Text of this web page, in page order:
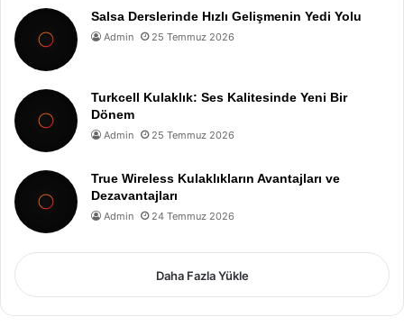
Salsa Derslerinde Hızlı Gelişmenin Yedi Yolu
Admin 25 Temmuz 2026
Turkcell Kulaklık: Ses Kalitesinde Yeni Bir
Dönem
Admin 25 Temmuz 2026
True Wireless Kulaklıkların Avantajları ve
Dezavantajları
Admin 24 Temmuz 2026
Daha Fazla Yükle